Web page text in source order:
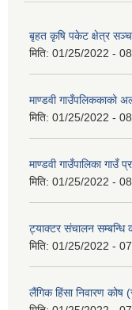
बृहत कृषि पकेट क्षेत्र
मिति: 01/25/2022 -
माण्डवी गाउँपलिककाको
मिति: 01/25/2022 -
माण्डवी गाउँपालिका गाउँ
मिति: 01/25/2022 -
ट्याक्टर संचालन सम्बन्धि
मिति: 01/25/2022 -
लैंगिक हिंसा निवारण